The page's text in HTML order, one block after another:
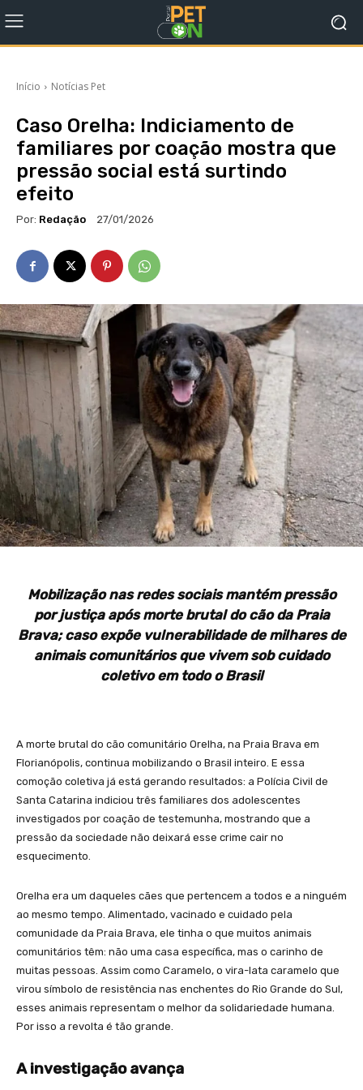
Início Notícias Pet
Caso Orelha: Indiciamento de
familiares por coação mostra que
pressão social está surtindo
efeito
Por: Redação 27/01/2026
Mobilização nas redes sociais mantém pressão
por justiça após morte brutal do cão da Praia
Brava; caso expõe vulnerabilidade de milhares de
animais comunitários que vivem sob cuidado
coletivo em todo o Brasil
A morte brutal do cão comunitário Orelha, na Praia Brava em
Florianópolis, continua mobilizando o Brasil inteiro. E essa
comoção coletiva já está gerando resultados: a Polícia Civil de
Santa Catarina indiciou três familiares dos adolescentes
investigados por coação de testemunha, mostrando que a
pressão da sociedade não deixará esse crime cair no
esquecimento.
Orelha era um daqueles cães que pertencem a todos e a ninguém
ao mesmo tempo. Alimentado, vacinado e cuidado pela
comunidade da Praia Brava, ele tinha o que muitos animais
comunitários têm: não uma casa específica, mas o carinho de
muitas pessoas. Assim como Caramelo, o vira-lata caramelo que
virou símbolo de resistência nas enchentes do Rio Grande do Sul,
esses animais representam o melhor da solidariedade humana.
Por isso a revolta é tão grande.
A investigação avança